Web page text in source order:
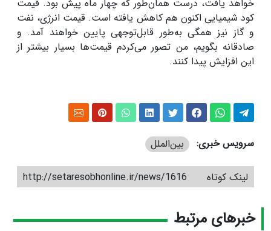
خواهد یافت، درست همان‌طور که چهار ماه پیش بود. قیمت
کود شیمیایی اکنون هم کاهش یافته است. قیمت انرژی، نفت
و گاز نیز همگی به‌طور قابل‌توجهی پایین خواهند آمد. و
صادقانه بگویم، من تصور می‌کردم قیمت‌ها بسیار بیشتر از
این افزایش پیدا کنند.
سرویس خبری: بین‌الملل
لینک کوتاه http://setaresobhonline.ir/news/1616
خبرهای مرتبط